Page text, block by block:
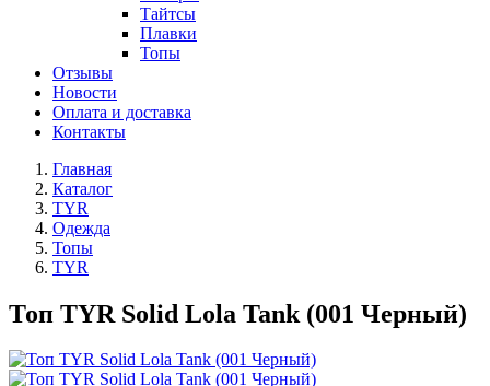
Тайтсы
Плавки
Топы
Отзывы
Новости
Оплата и доставка
Контакты
Главная
Каталог
TYR
Одежда
Топы
TYR
Топ TYR Solid Lola Tank (001 Черный)